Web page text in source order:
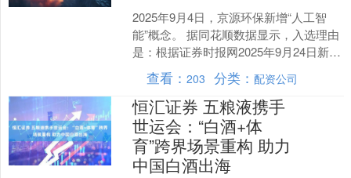
2025年9月4日，京源环保新增“人工智
能”概念。 据同花顺数据显示，入选理由
是：根据证券时报网2025年9月24日新
闻：此次展会上，京源环保不仅展示了
以磁混凝....
查看：203 分类：配资公司
恒汇证券 五粮液携手
世运会：“白酒+体
育”跨界场景重构 助力
中国白酒出海